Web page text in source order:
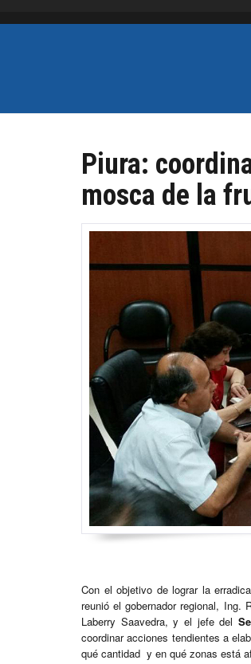
Piura:
mosca de la
Con el objetivo de lograr la
reunió el gobernador regional, Ing.
Laberry Saavedra, y el jefe del
coordinar acciones tendientes a
qué cantidad y en qué zonas está